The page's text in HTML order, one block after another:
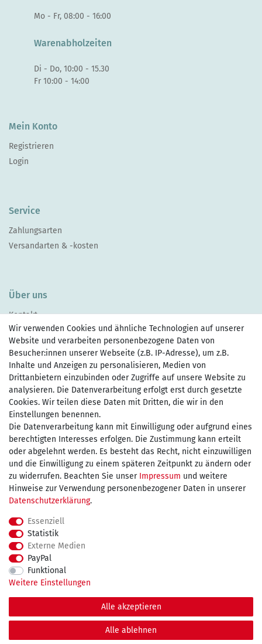
Mo - Fr, 08:00 - 16:00
Warenabholzeiten
Di - Do, 10:00 - 15.30
Fr 10:00 - 14:00
Mein Konto
Registrieren
Login
Service
Zahlungsarten
Versandarten & -kosten
Über uns
Kontakt
Zahlen Sie bequem per
Wir versenden mit
kostenfreie Lieferung
innerhalb Deutschland ab 75€
Impressum
Vertrag widerrufen
© Copyright 2026 maDDma GmbH. | Alle Rechte vorbehalten.
Wir verwenden Cookies und ähnliche Technologien auf unserer
Website und verarbeiten personenbezogene Daten von
Besucher:innen unserer Webseite (z.B. IP-Adresse), um z.B.
Inhalte und Anzeigen zu personalisieren, Medien von
Drittanbietern einzubinden oder Zugriffe auf unsere Website zu
analysieren. Die Datenverarbeitung erfolgt erst durch gesetzte
Cookies. Wir teilen diese Daten mit Dritten, die wir in den
Einstellungen benennen.
Die Datenverarbeitung kann mit Einwilligung oder aufgrund eines
berechtigten Interesses erfolgen. Die Zustimmung kann erteilt
oder abgelehnt werden. Es besteht das Recht, nicht einzuwilligen
und die Einwilligung zu einem späteren Zeitpunkt zu ändern oder
zu widerrufen. Beachten Sie unser Impressum und weitere
Hinweise zur Verwendung personenbezogener Daten in unserer
Daten­schutz­erklärung.
Essenziell
Statistik
Externe Medien
PayPal
Funktional
Weitere Einstellungen
Alle akzeptieren
Alle ablehnen